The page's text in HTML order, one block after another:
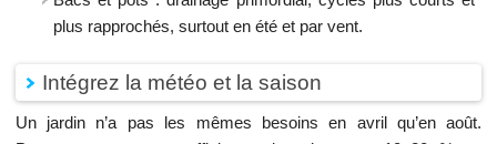
plus rapprochés, surtout en été et par vent.
Intégrez la météo et la saison
Un jardin n’a pas les mêmes besoins en avril qu’en août.